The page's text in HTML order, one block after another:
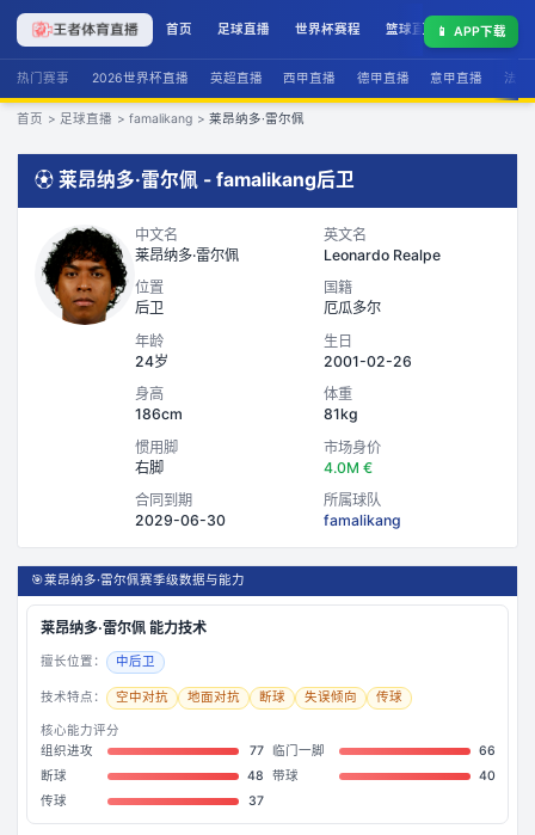
首页 足球直播 世界杯赛程 篮球直播 联赛积分
📱 APP下载
热门赛事 2026世界杯直播 英超直播 西甲直播 德甲直播 意甲直播 法甲
首页 > 足球直播 > famalikang > 莱昂纳多·雷尔佩
⚽ 莱昂纳多·雷尔佩 - famalikang后卫
中文名
莱昂纳多·雷尔佩
英文名
Leonardo Realpe
位置
后卫
国籍
厄瓜多尔
年龄
24岁
生日
2001-02-26
身高
186cm
体重
81kg
惯用脚
右脚
市场身价
4.0M €
合同到期
2029-06-30
所属球队
famalikang
🎯莱昂纳多·雷尔佩赛季级数据与能力
莱昂纳多·雷尔佩能力技术
擅长位置： 中后卫
技术特点： 空中对抗 地面对抗 断球 失误倾向 传球
核心能力评分
组织进攻
77 临门一脚
66
断球
48 带球
40
传球
37